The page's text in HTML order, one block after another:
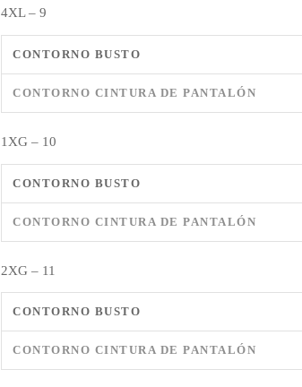
4XL – 9
CONTORNO BUSTO
CONTORNO CINTURA DE PANTALÓN
1XG – 10
CONTORNO BUSTO
CONTORNO CINTURA DE PANTALÓN
2XG – 11
CONTORNO BUSTO
CONTORNO CINTURA DE PANTALÓN